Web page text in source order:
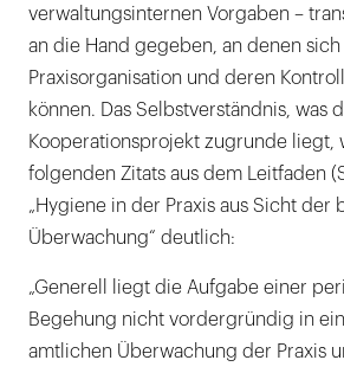
verwaltungsinternen Vorgaben –
an die Hand gegeben, an denen
Praxisorganisation und deren
können. Das Selbstverständnis, was
Kooperationsprojekt zugrunde liegt,
folgenden Zitats aus dem Leitfaden
„Hygiene in der Praxis aus Sicht der
Überwachung“ deutlich:
„Generell liegt die Aufgabe einer
Begehung nicht vordergründig in
amtlichen Überwachung der Praxis